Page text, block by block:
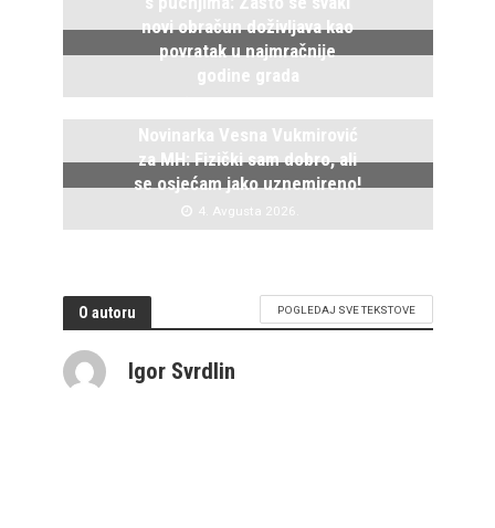
novi obračun doživljava kao
povratak u najmračnije
godine grada
5. Avgusta 2026.
Novinarka Vesna Vukmirović
za MH: Fizički sam dobro, ali
se osjećam jako uznemireno!
4. Avgusta 2026.
O autoru POGLEDAJ SVE TEKSTOVE
Igor Svrdlin